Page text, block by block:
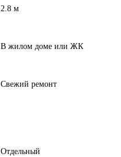
2.8 м
В жилом доме или ЖК
Cвежий ремонт
Отдельный